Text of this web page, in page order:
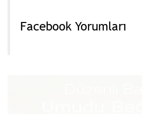
Facebook Yorumları